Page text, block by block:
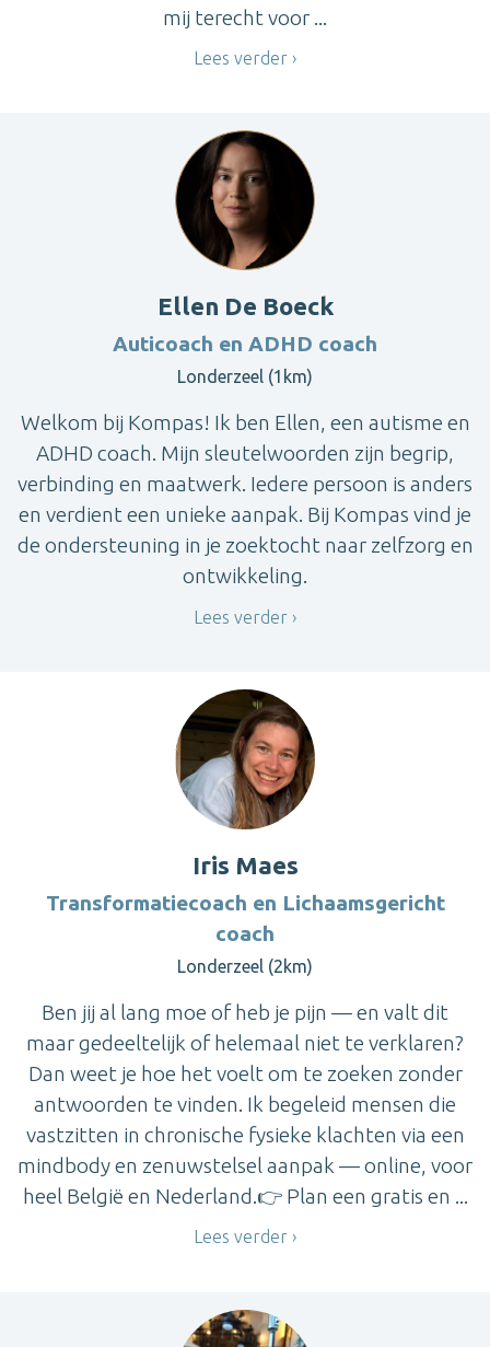
mij terecht voor ...
Lees verder
Ellen De Boeck
Auticoach en ADHD coach
Londerzeel (1km)
Welkom bij Kompas! Ik ben Ellen, een autisme en
ADHD coach. Mijn sleutelwoorden zijn begrip,
verbinding en maatwerk. Iedere persoon is anders
en verdient een unieke aanpak. Bij Kompas vind je
de ondersteuning in je zoektocht naar zelfzorg en
ontwikkeling.
Lees verder
Iris Maes
Transformatiecoach en Lichaamsgericht
coach
Londerzeel (2km)
Ben jij al lang moe of heb je pijn — en valt dit
maar gedeeltelijk of helemaal niet te verklaren?
Dan weet je hoe het voelt om te zoeken zonder
antwoorden te vinden. Ik begeleid mensen die
vastzitten in chronische fysieke klachten via een
mindbody en zenuwstelsel aanpak — online, voor
heel België en Nederland.👉 Plan een gratis en ...
Lees verder